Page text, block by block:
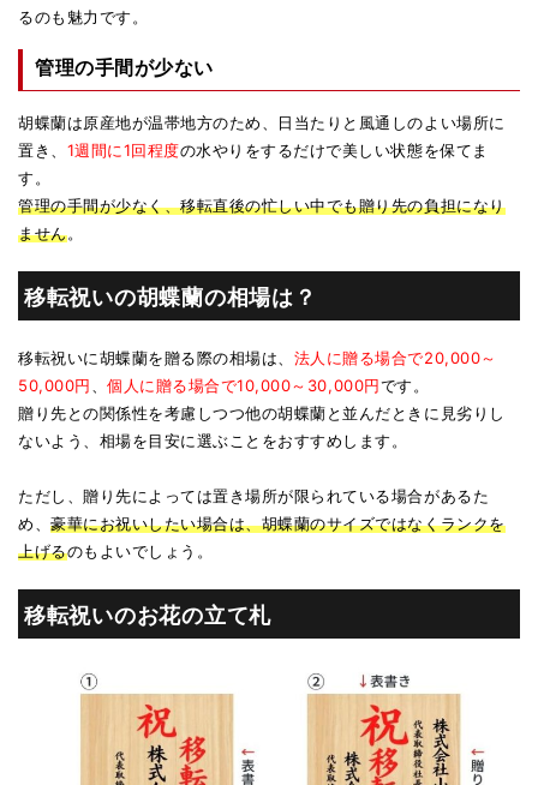
るのも魅力です。
管理の手間が少ない
胡蝶蘭は原産地が温帯地方のため、日当たりと風通しのよい場所に
置き、 1週間に1回程度の水やりをするだけで美しい状態を保てま
す。
管理の手間が少なく、移転直後の忙しい中でも贈り先の負担になり
ません。
移転祝いの胡蝶蘭の相場は？
移転祝いに胡蝶蘭を贈る際の相場は、 法人に贈る場合で20,000～
50,000円
、個人に贈る場合で10,000～30,000円です。
贈り先との関係性を考慮しつつ他の胡蝶蘭と並んだときに見劣りし
ないよう、相場を目安に選ぶことをおすすめします。
ただし、贈り先によっては置き場所が限られている場合があるた
め、豪華にお祝いしたい場合は、胡蝶蘭のサイズではなくランクを
上げるのもよいでしょう。
移転祝いのお花の立て札